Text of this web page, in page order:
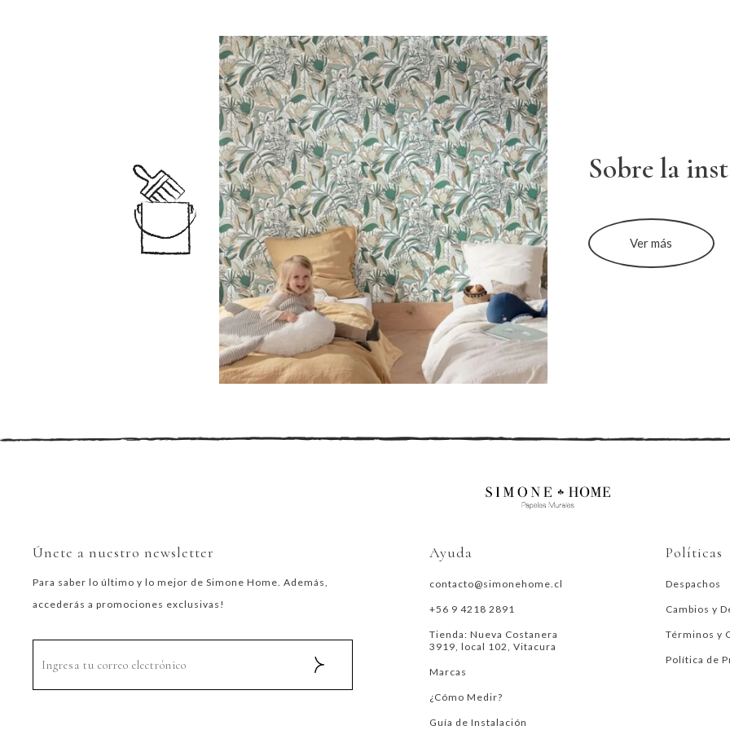
Sobre la
Ver más
Únete a nuestro newsletter
Para saber lo último y lo mejor de Simone Home. Además,
accederás a promociones exclusivas!
Ayuda
contacto@simonehome.cl
+56 9 4218 2891
Tienda: Nueva Costanera
3919, local 102, Vitacura
Marcas
¿Cómo Medir?
Guía de Instalación
Políticas
Despachos
Cambios y
Términos y
Política de